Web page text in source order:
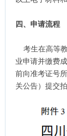
四、申请流程
考生在高等
业申请并缴费
前向准考证号
关公告）提交